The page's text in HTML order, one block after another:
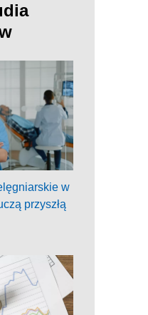
w
przyszłą